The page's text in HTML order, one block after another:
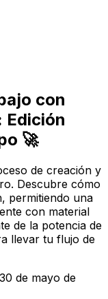
con
Edición
🚀
de creación y
Descubre cómo
permitiendo una
con material
de la potencia de
llevar tu flujo de
30 de mayo de